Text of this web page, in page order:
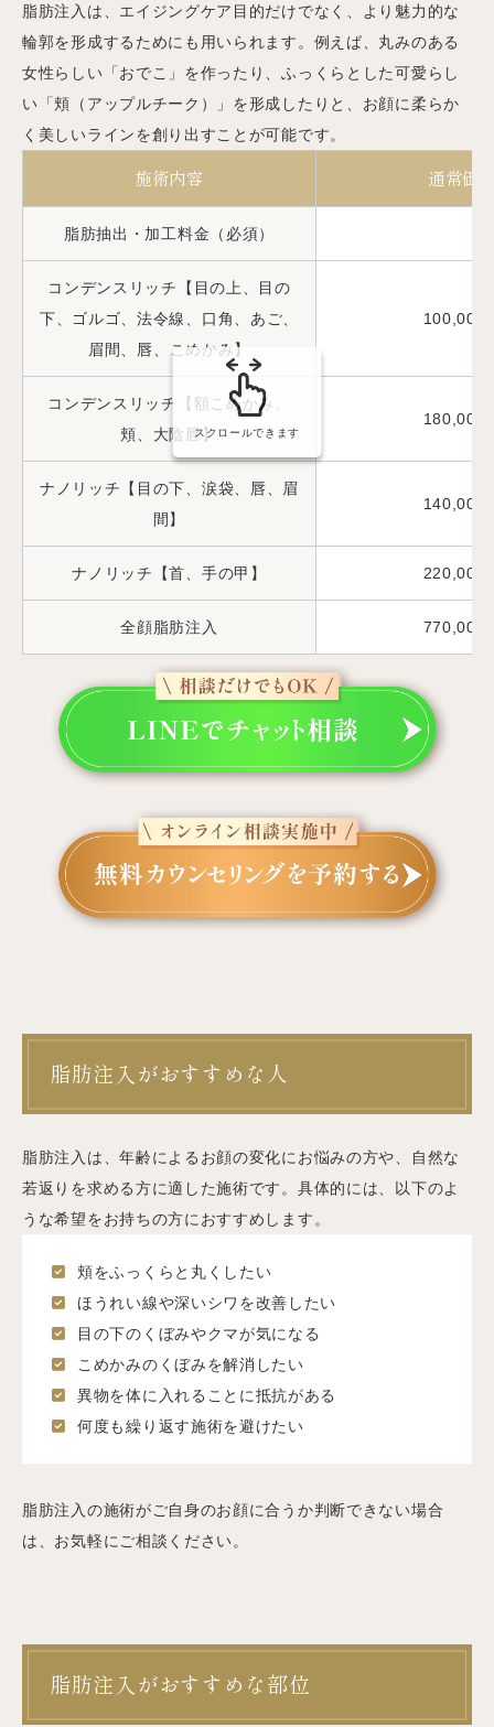
脂肪注入は、エイジングケア目的だけでなく、より魅力的な
輪郭を形成するためにも用いられます。例えば、丸みのある
女性らしい「おでこ」を作ったり、ふっくらとした可愛らし
い「頬（アップルチーク）」を形成したりと、お顔に柔らか
く美しいラインを創り出すことが可能です。
施術内容 通常価
脂肪抽出・加工料金（必須）
コンデンスリッチ【目の上、目の
下、ゴルゴ、法令線、口角、あご、
眉間、唇、こめかみ】
100,000
コンデンスリッチ【額こめかみ、
頬、大陰唇】
180,000
ナノリッチ【目の下、涙袋、唇、眉
間】
140,000
ナノリッチ【首、手の甲】 220,000
全顔脂肪注入 770,000
スクロールできます
脂肪注入がおすすめな人
脂肪注入は、年齢によるお顔の変化にお悩みの方や、自然な
若返りを求める方に適した施術です。具体的には、以下のよ
うな希望をお持ちの方におすすめします。
頬をふっくらと丸くしたい
ほうれい線や深いシワを改善したい
目の下のくぼみやクマが気になる
こめかみのくぼみを解消したい
異物を体に入れることに抵抗がある
何度も繰り返す施術を避けたい
脂肪注入の施術がご自身のお顔に合うか判断できない場合
は、お気軽にご相談ください。
脂肪注入がおすすめな部位